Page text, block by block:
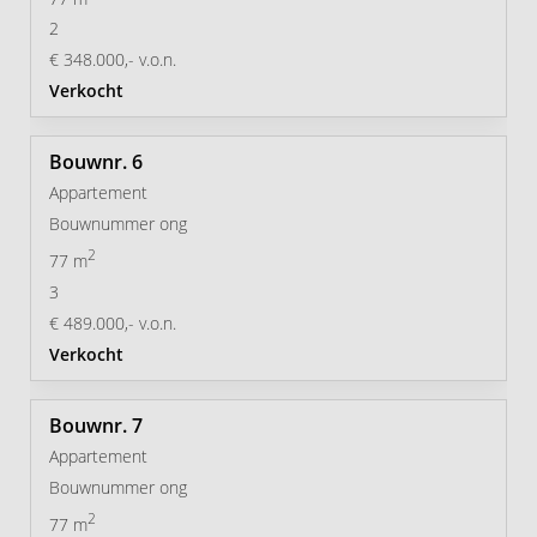
om uit te kiezen. Wanneer u een stukje fietsen niet erg
vindt staat u met nog geen kwartiertje in een fantastisch
restaurant in de Biesbosch. Zelfs de golfbaan zit hier in
2
€ 348.000,- v.o.n.
Verkocht
6
Appartement
Bouwnummer ong
77 m2
3
€ 489.000,- v.o.n.
Verkocht
7
Appartement
Bouwnummer ong
77 m2